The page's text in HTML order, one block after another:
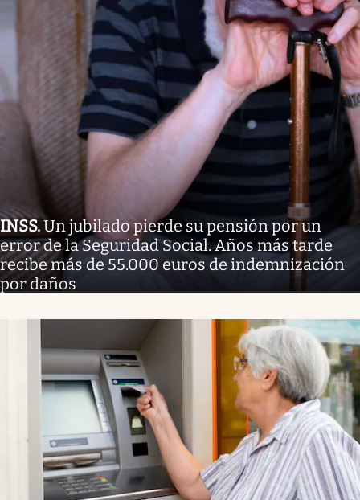
INSS.Un jubilado pierde su pensión por un
error de la Seguridad Social. Años más tarde
recibe más de 55.000 euros de indemnización
por daños